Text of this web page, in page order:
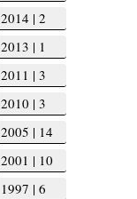
2014 | 2
2013 | 1
2011 | 3
2010 | 3
2005 | 14
2001 | 10
1997 | 6